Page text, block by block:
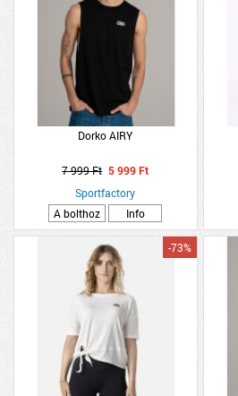
Dorko AIRY
7 999 Ft 5 999 Ft
Sportfactory
A bolthoz
Info
-73%